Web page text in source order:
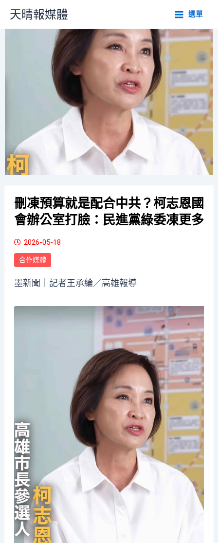
主
天晴報媒體 選單
刪凍預算就是配合中共？柯志恩國
會辦公室打臉：民進黨綠委凍更多
2026-05-18
合作媒體
墨新聞 ｜記者王承綸／高雄報導